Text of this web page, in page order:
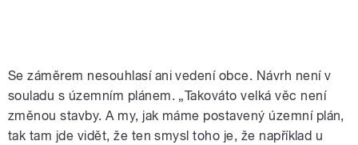
Se záměrem nesouhlasí ani vedení obce. Návrh není v
souladu s územním plánem. „Takováto velká věc není
změnou stavby. A my, jak máme postavený územní plán,
tak tam jde vidět, že ten smysl toho je, že například u